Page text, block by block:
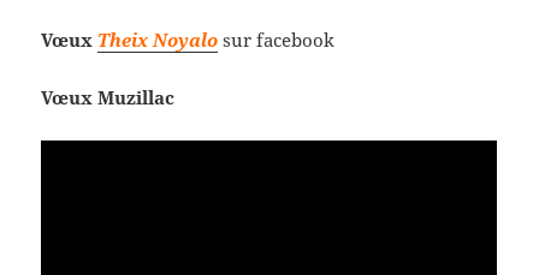
Vœux Theix Noyalo sur facebook
Vœux Muzillac